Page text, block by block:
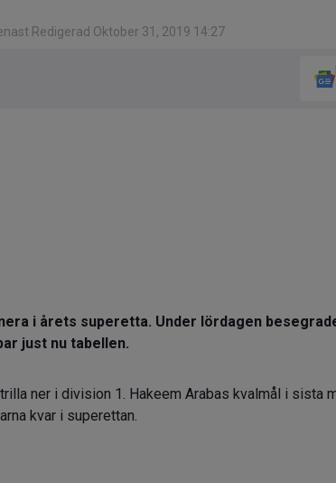
Redigerad Oktober 31, 2019 14:27
i årets superetta. Under lördagen
just nu tabellen.
ner i division 1. Hakeem Arabas kvalmål i sista
kvar i superettan.